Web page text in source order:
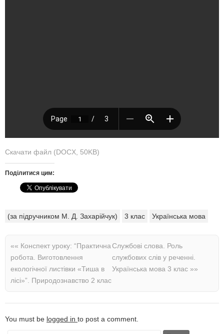
Скачати файл (DOCX, 50KB)
Поділитися цим:
(за підручником М. Д. Захарійчук) 3 клас Українська мова
«« Конспект уроку: “Практична
робота. Виготовлення
екологічної листівки «Тиша в
лісі»”. Природознавство 2 клас
Службові слова. Роль
службових слів у реченні.
Українська мова 3 клас »»
You must be logged in to post a comment.